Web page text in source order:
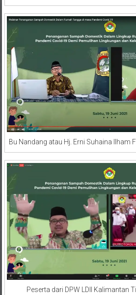
Bu Nandang atau Hj. Erni Suhaina Ilham
Peserta dari DPW LDII Kalimantan